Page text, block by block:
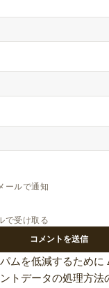
ールで通知
で受け取る
ムを低減するため
トデータの処理方法